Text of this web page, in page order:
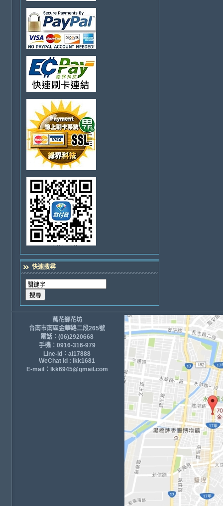
快速搜尋
萬花鄉花坊
台南市南區金華路二段265號
電話：(06)2920668
手機：0916-316-979
Line-id：ai17888
WeChat id : lkk1681
E-mail：lkk6945@gmail.com